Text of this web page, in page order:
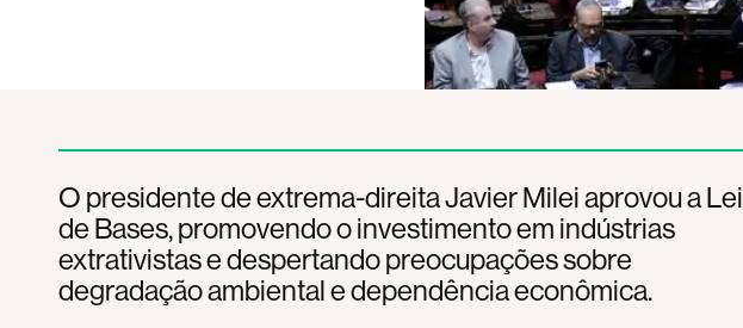
O presidente de extrema-direita Javier Milei aprovou a Lei
de Bases, promovendo o investimento em indústrias
extrativistas e despertando preocupações sobre
degradação ambiental e dependência econômica.